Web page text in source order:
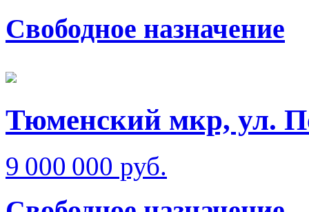
Свободное назначение
Тюменский мкр, ул.
9 000 000 руб.